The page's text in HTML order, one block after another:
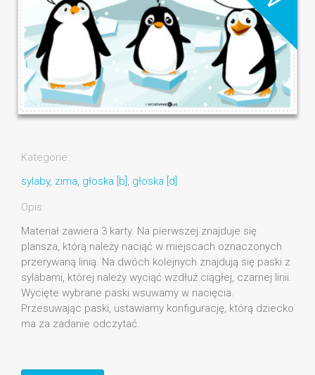
Kategorie:
sylaby, zima, głoska [b] , głoska [d]
Opis:
Materiał zawiera 3 karty. Na pierwszej znajduje się
plansza, którą należy naciąć w miejscach oznaczonych
przerywaną linią. Na dwóch kolejnych znajdują się paski z
sylabami, której należy wyciąć wzdłuż ciągłej, czarnej linii.
Wycięte wybrane paski wsuwamy w nacięcia.
Przesuwając paski, ustawiamy konfigurację, którą dziecko
ma za zadanie odczytać.